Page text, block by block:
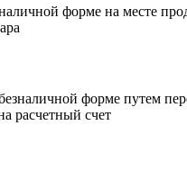
форме на месте
форме путем
расчетный счет